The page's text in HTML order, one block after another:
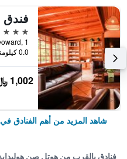
5 نجوم
0.0 كيلومتر عن وسط المدينة
1,002 ﷼
شاهد المزيد من أهم الفنادق
فنادق بالقرب من هوتل صن هوليدايز